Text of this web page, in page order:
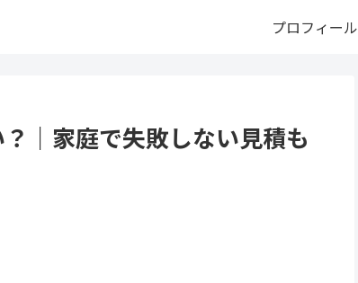
プロフィール
｜家庭で失敗しない見積も